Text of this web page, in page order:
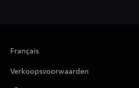
Français
Verkoopsvoorwaarden